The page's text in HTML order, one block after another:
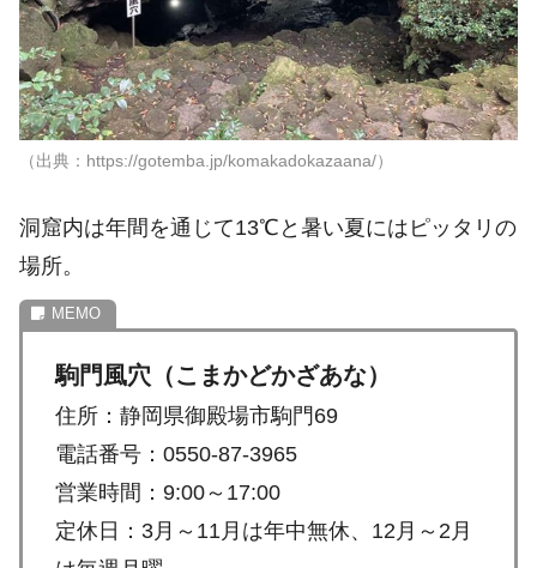
（出典：https://gotemba.jp/komakadokazaana/）
洞窟内は年間を通じて13℃と暑い夏にはピッタリの
場所。
駒門風穴（こまかどかざあな）
住所：静岡県御殿場市駒門69
電話番号：0550-87-3965
営業時間：9:00～17:00
定休日：3月～11月は年中無休、12月～2月